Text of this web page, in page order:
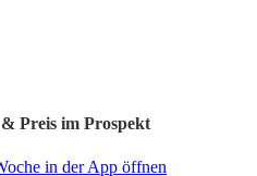
Preis im Prospekt
in der App öffnen